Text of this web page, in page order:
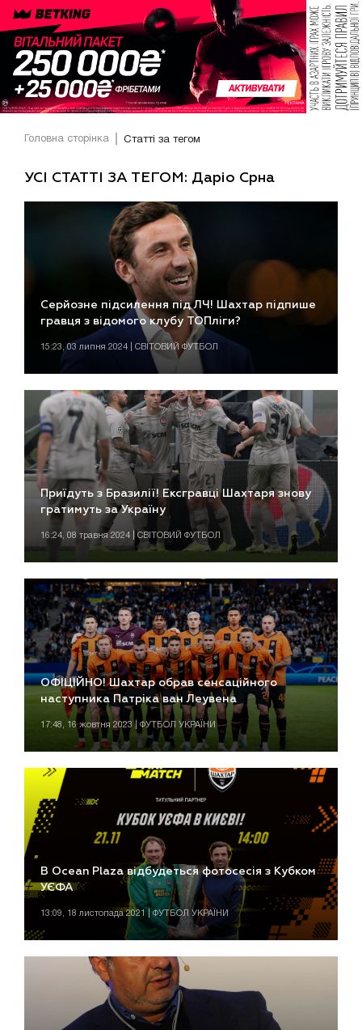
Головна сторінка Статті за тегом
УСІ СТАТТІ ЗА ТЕГОМ: Даріо Срна
Серйозне підсилення під ЛЧ! Шахтар підпише
гравця з відомого клубу ТОПліги?
15:23, 03 липня 2024 | СВІТОВИЙ ФУТБОЛ
Приїдуть з Бразилії! Ексгравці Шахтаря знову
гратимуть за Україну
16:24, 08 травня 2024 | СВІТОВИЙ ФУТБОЛ
ОФІЦІЙНО! Шахтар обрав сенсаційного
наступника Патріка ван Леувена
17:48, 16 жовтня 2023 | ФУТБОЛ УКРАЇНИ
В Ocean Plaza відбудеться фотосесія з Кубком
УЄФА
13:09, 18 листопада 2021 | ФУТБОЛ УКРАЇНИ